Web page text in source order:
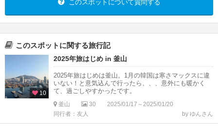
このスポットについて質問する
このスポットに関する旅行記
10
2025年旅はじめ in 釜山
2025年旅はじめは釜山。1月の韓国は寒さマックスに違
いない！と意気込んで行ったら、、、意外にも暖かく
て、過ごしやすかったです。
釜山 30
2025/01/17～2025/01/20
同行者：友人
by ゆんさん